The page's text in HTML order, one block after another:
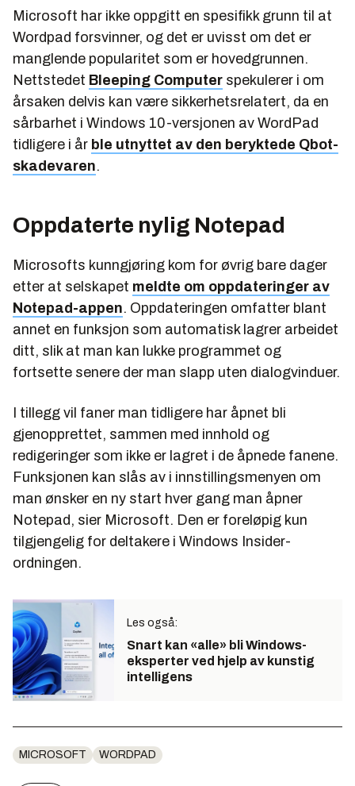
Microsoft har ikke oppgitt en spesifikk grunn til at
Wordpad forsvinner, og det er uvisst om det er
manglende popularitet som er hovedgrunnen.
Nettstedet Bleeping Computer spekulerer i om
årsaken delvis kan være sikkerhetsrelatert, da en
sårbarhet i Windows 10-versjonen av WordPad
tidligere i år ble utnyttet av den beryktede Qbot-
skadevaren.
Oppdaterte nylig Notepad
Microsofts kunngjøring kom for øvrig bare dager
etter at selskapet meldte om oppdateringer av
Notepad-appen. Oppdateringen omfatter blant
annet en funksjon som automatisk lagrer arbeidet
ditt, slik at man kan lukke programmet og
fortsette senere der man slapp uten dialogvinduer.
I tillegg vil faner man tidligere har åpnet bli
gjenopprettet, sammen med innhold og
redigeringer som ikke er lagret i de åpnede fanene.
Funksjonen kan slås av i innstillingsmenyen om
man ønsker en ny start hver gang man åpner
Notepad, sier Microsoft. Den er foreløpig kun
tilgjengelig for deltakere i Windows Insider-
ordningen.
Les også:
Snart kan «alle» bli Windows-
eksperter ved hjelp av kunstig
intelligens
MICROSOFT WORDPAD